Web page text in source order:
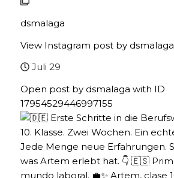
dsmalaga
View Instagram post by dsmalaga
Juli 29
Open post by dsmalaga with ID
17954529446997155